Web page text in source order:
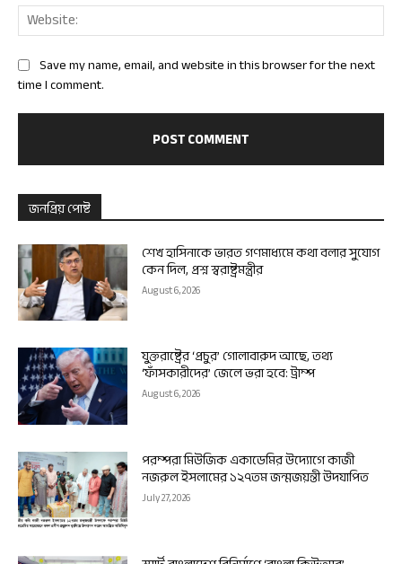
Save my name, email, and website in this browser for the next
time I comment.
জনপ্রিয় পোষ্ট
শেখ হাসিনাকে ভারত গণমাধ্যমে কথা বলার সুযোগ
কেন দিল, প্রশ্ন স্বরাষ্ট্রমন্ত্রীর
August 6, 2026
যুক্তরাষ্ট্রের ‘প্রচুর’ গোলাবারুদ আছে, তথ্য
‘ফাঁসকারীদের’ জেলে ভরা হবে: ট্রাম্প
August 6, 2026
পরম্পরা মিউজিক একাডেমির উদ্যোগে কাজী
নজরুল ইসলামের ১২৭তম জন্মজয়ন্তী উদযাপিত
July 27, 2026